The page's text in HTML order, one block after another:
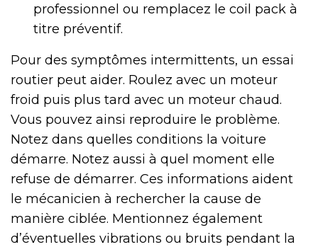
professionnel ou remplacez le coil pack à
titre préventif.
Pour des symptômes intermittents, un essai
routier peut aider. Roulez avec un moteur
froid puis plus tard avec un moteur chaud.
Vous pouvez ainsi reproduire le problème.
Notez dans quelles conditions la voiture
démarre. Notez aussi à quel moment elle
refuse de démarrer. Ces informations aident
le mécanicien à rechercher la cause de
manière ciblée. Mentionnez également
d’éventuelles vibrations ou bruits pendant la